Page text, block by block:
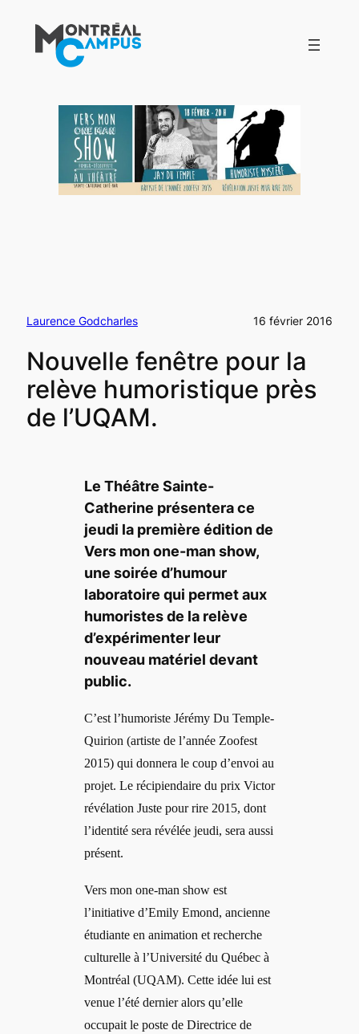
contenu
Laurence Godcharles 16 février 2016
Nouvelle fenêtre pour la
relève humoristique près
de l’UQAM.
Le Théâtre Sainte-
Catherine présentera ce
jeudi la première édition de
Vers mon one-man show,
une soirée d’humour
laboratoire qui permet aux
humoristes de la relève
d’expérimenter leur
nouveau matériel devant
public.
C’est l’humoriste Jérémy Du Temple-
Quirion (artiste de l’année Zoofest
2015) qui donnera le coup d’envoi au
projet. Le récipiendaire du prix Victor
révélation Juste pour rire 2015, dont
l’identité sera révélée jeudi, sera aussi
présent.
Vers mon one-man show est
l’initiative d’Emily Emond, ancienne
étudiante en animation et recherche
culturelle à l’Université du Québec à
Montréal (UQAM). Cette idée lui est
venue l’été dernier alors qu’elle
occupait le poste de Directrice de